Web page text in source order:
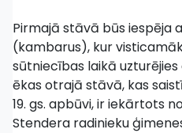
Pirmajā stāvā būs iespēja
(kambarus), kur
sūtniecības laikā
ēkas otrajā stāvā, kas
19. gs. apbūvi, ir iekārtots
Stendera radinieku